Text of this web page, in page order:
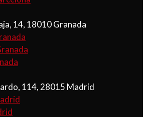
14, 18010 Granada
114, 28015 Madrid